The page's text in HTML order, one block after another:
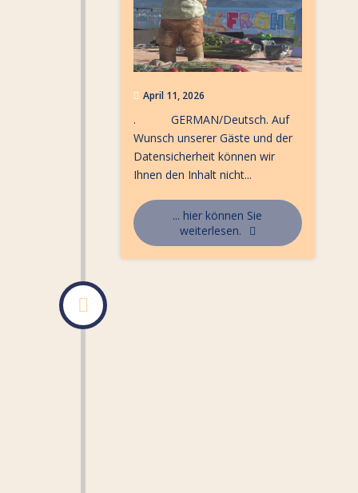
April 11, 2026
. GERMAN/Deutsch. Auf
Wunsch unserer Gäste und der
Datensicherheit können wir
Ihnen den Inhalt nicht...
... hier können Sie
weiterlesen.